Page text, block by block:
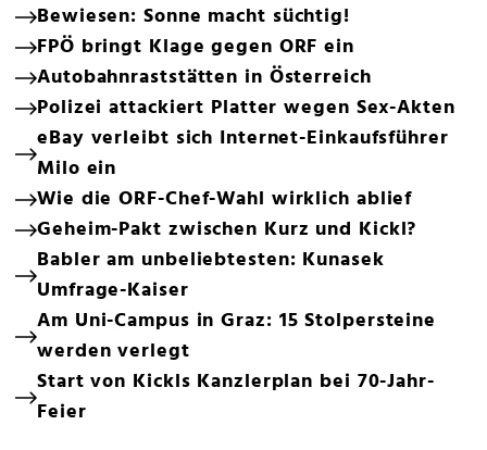
Bewiesen: Sonne macht süchtig!
FPÖ bringt Klage gegen ORF ein
Autobahnraststätten in Österreich
Polizei attackiert Platter wegen Sex-Akten
eBay verleibt sich Internet-Einkaufsführer
Milo ein
Wie die ORF-Chef-Wahl wirklich ablief
Geheim-Pakt zwischen Kurz und Kickl?
Babler am unbeliebtesten: Kunasek
Umfrage-Kaiser
Am Uni-Campus in Graz: 15 Stolpersteine
werden verlegt
Start von Kickls Kanzlerplan bei 70-Jahr-
Feier